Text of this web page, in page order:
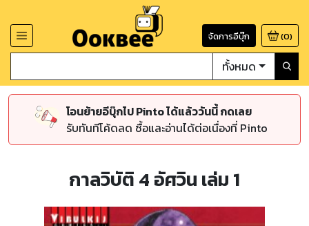
จัดการอีบุ๊ก (0)
ทั้งหมด
โอนย้ายอีบุ๊กไป Pinto ได้แล้ววันนี้ กดเลย
รับทันทีโค้ดลด ซื้อและอ่านได้ต่อเนื่องที่ Pinto
กาลวิบัติ 4 อัศวิน เล่ม 1